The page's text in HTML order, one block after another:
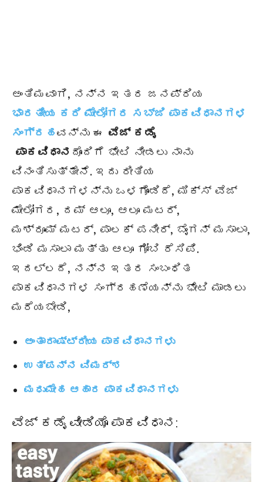
ಅಂತಿಮವಾಗಿ, ನನ್ನ ಇತರ ಜನಪ್ರಿಯ
ಭಾರತೀಯ ಕರಿ ಮೇಲೋಗರ ಸಬ್ಜಿ ಪಾಕವಿಧಾನಗಳ
ಸಂಗ್ರಹವನ್ನು ಈ ವೆಜ್ ಕಡೈ
ಪಾಕವಿಧಾನ ದೊಂದಿಗೆ ಭೇಟಿ ನೀಡಲು ನಾನು
ವಿನಂತಿಸುತ್ತೇನೆ. ಇದು ರೀತಿಯ
ಪಾಕವಿಧಾನಗಳನ್ನು ಒಳಗೊಂಡಿದೆ, ಮಿಕ್ಸ್ ವೆಜ್
ಮೇಲೋಗರ, ದಮ್ ಆಲೂ, ಆಲೂ ಮಟರ್,
ಮಶ್ರೂಮ್ ಮಟರ್, ಪಾಲಕ್ ಪನೀರ್, ಬೈಂಗನ್ ಮಸಾಲಾ,
ಭಿಂಡಿ ಮಸಾಲಾ ಮತ್ತು ಆಲೂ ಗೋಬಿ ರೆಸಿಪಿ.
ಇದಲ್ಲದೆ, ನನ್ನ ಇತರ ಸಂಬಂಧಿತ
ಪಾಕವಿಧಾನಗಳ ಸಂಗ್ರಹಣೆಯನ್ನು ಭೇಟಿ ಮಾಡಲು
ಮರೆಯಬೇಡಿ,
ಅಂತಾರಾಷ್ಟ್ರೀಯ ಪಾಕವಿಧಾನಗಳು
ಉತ್ಪನ್ನ ವಿಮರ್ಶ
ಮಧುಮೇಹ ಆಹಾರ ಪಾಕವಿಧಾನಗಳು
ವೆಜ್ ಕಡೈ ವೀಡಿಯೊ ಪಾಕವಿಧಾನ: